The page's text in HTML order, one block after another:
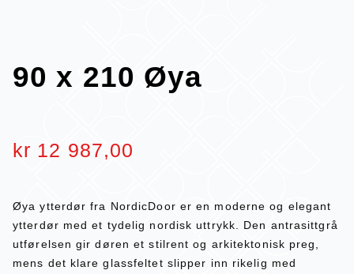
90 x 210 Øya
kr 12 987,00
Øya ytterdør fra NordicDoor er en moderne og elegant
ytterdør med et tydelig nordisk uttrykk. Den antrasittgrå
utførelsen gir døren et stilrent og arkitektonisk preg,
mens det klare glassfeltet slipper inn rikelig med